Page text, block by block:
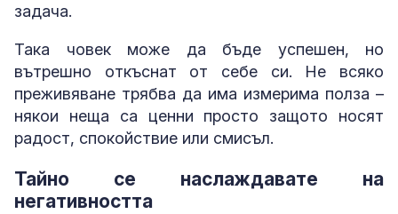
задача.
Така човек може да бъде успешен, но
вътрешно откъснат от себе си. Не всяко
преживяване трябва да има измерима полза –
някои неща са ценни просто защото носят
радост, спокойствие или смисъл.
Тайно се наслаждавате на
негативността